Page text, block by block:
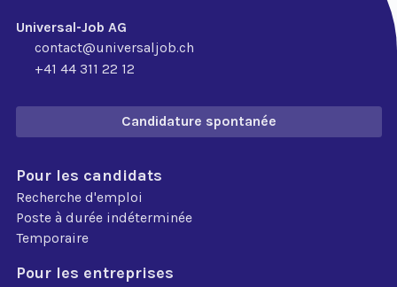
Universal-Job AG
contact@universaljob.ch
+41 44 311 22 12
Candidature spontanée
Pour les candidats
Recherche d'emploi
Poste à durée indéterminée
Temporaire
Pour les entreprises